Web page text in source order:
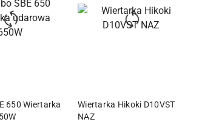
obniżką
650 Wiertarka
DO KOSZYKA
Wiertarka Hikoki D10VST
NAZ
DODAJ DO KOSZYKA